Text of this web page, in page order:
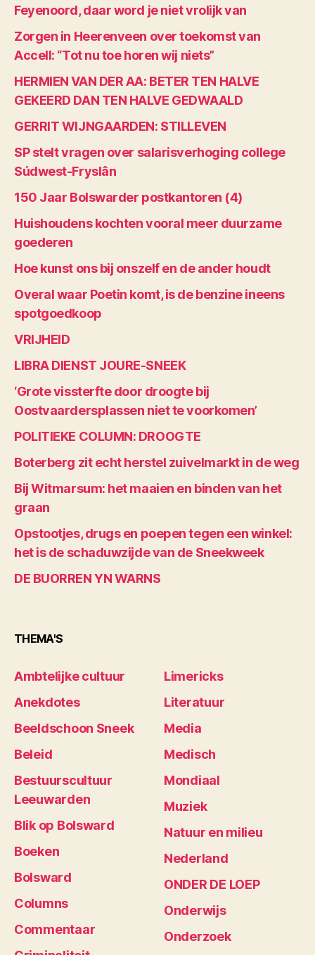
Feyenoord, daar word je niet vrolijk van
Zorgen in Heerenveen over toekomst van
Accell: “Tot nu toe horen wij niets”
HERMIEN VAN DER AA: BETER TEN HALVE
GEKEERD DAN TEN HALVE GEDWAALD
GERRIT WIJNGAARDEN: STILLEVEN
SP stelt vragen over salarisverhoging college
Súdwest-Fryslân
150 Jaar Bolswarder postkantoren (4)
Huishoudens kochten vooral meer duurzame
goederen
Hoe kunst ons bij onszelf en de ander houdt
Overal waar Poetin komt, is de benzine ineens
spotgoedkoop
VRIJHEID
LIBRA DIENST JOURE-SNEEK
‘Grote vissterfte door droogte bij
Oostvaardersplassen niet te voorkomen’
POLITIEKE COLUMN: DROOGTE
Boterberg zit echt herstel zuivelmarkt in de weg
Bij Witmarsum: het maaien en binden van het
graan
Opstootjes, drugs en poepen tegen een winkel:
het is de schaduwzijde van de Sneekweek
DE BUORREN YN WARNS
THEMA'S
Ambtelijke cultuur
Anekdotes
Beeldschoon Sneek
Beleid
Bestuurscultuur
Leeuwarden
Blik op Bolsward
Boeken
Bolsward
Columns
Commentaar
Limericks
Literatuur
Media
Medisch
Mondiaal
Muziek
Natuur en milieu
Nederland
ONDER DE LOEP
Onderwijs
Onderzoek